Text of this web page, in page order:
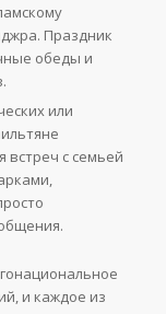
Праздник
обеды и
или
встреч с семьей
и каждое из